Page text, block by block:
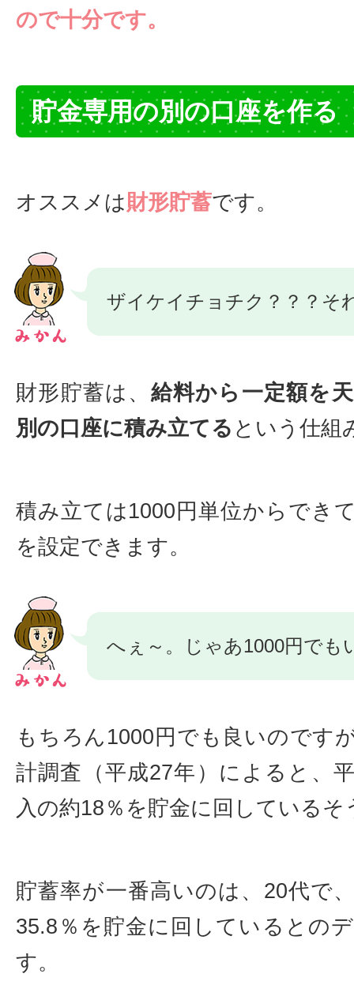
ので十分です。
貯金専用の別の口座を作る
オススメは財形貯蓄です。
ザイケイチョチク？？？そ
財形貯蓄は、 給料から一定額を
別の口座に積み立てる という仕組
積み立ては1000円単位からでき
を設定できます。
へぇ～。じゃあ1000円でも
もちろん1000円でも良いのです
計調査（平成27年）によると、
入の約18％を貯金に回しているそ
貯蓄率が一番高いのは、20代で
35.8％を貯金に回しているとの
す。